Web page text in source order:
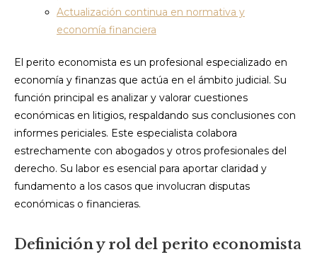
Actualización continua en normativa y
economía financiera
El perito economista es un profesional especializado en
economía y finanzas que actúa en el ámbito judicial. Su
función principal es analizar y valorar cuestiones
económicas en litigios, respaldando sus conclusiones con
informes periciales. Este especialista colabora
estrechamente con abogados y otros profesionales del
derecho. Su labor es esencial para aportar claridad y
fundamento a los casos que involucran disputas
económicas o financieras.
Definición y rol del perito economista